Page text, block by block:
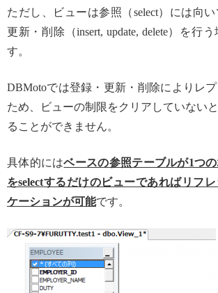
ただし、ビューは参照（select）には向
更新・削除（insert, update, delete）を行
す。
DBMotoでは登録・更新・削除によりレ
ため、ビューの制限をクリアしていない
ることができません。
具体的にはベースの参照テーブルが1つ
をselectするだけのビューであればリフ
ケーションが可能です。